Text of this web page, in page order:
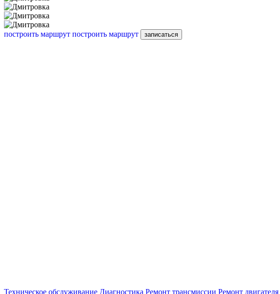
построить маршрут построить маршрут записаться
Техническое обслуживание Диагностика Ремонт трансмиссии Ремонт двигателя